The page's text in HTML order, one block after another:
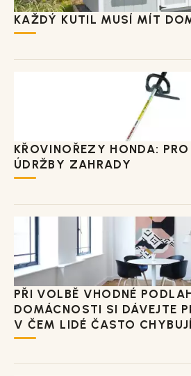
KAŽDÝ KUTIL MUSÍ MÍT
KŘOVINOŘEZY HONDA:
ÚDRŽBY ZAHRADY
PŘI VOLBĚ VHODNÉ
DOMÁCNOSTI SI DÁVEJTE
V ČEM LIDÉ ČASTO